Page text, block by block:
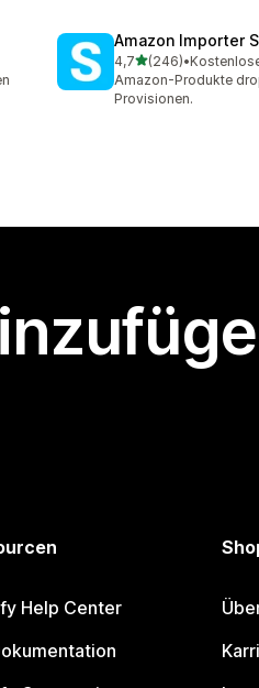
Amazon Importer
4,7von 5 Sternen
(246)
246 Rezensionen
•
Amazon-Produkte
Provisionen.
Help Center